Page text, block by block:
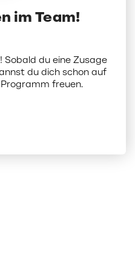
im Team!
Sobald du eine Zusage
du dich schon auf
freuen.